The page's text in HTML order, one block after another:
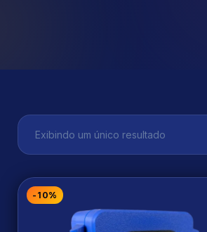
Exibindo um único resultado
-10%